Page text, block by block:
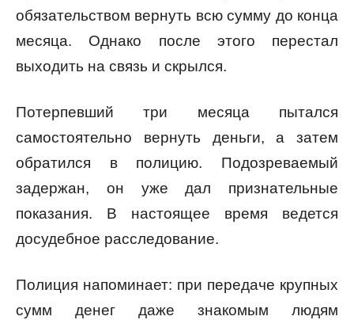
обязательством вернуть всю сумму до конца
месяца. Однако после этого перестал
выходить на связь и скрылся.
Потерпевший три месяца пытался
самостоятельно вернуть деньги, а затем
обратился в полицию. Подозреваемый
задержан, он уже дал признательные
показания. В настоящее время ведется
досудебное расследование.
Полиция напоминает: при передаче крупных
сумм денег даже знакомым людям